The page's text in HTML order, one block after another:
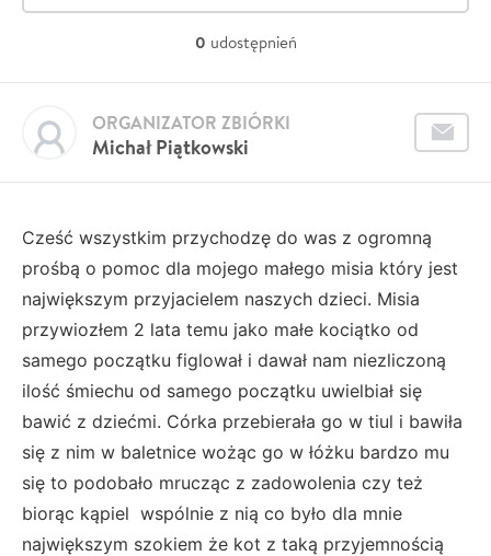
0 udostępnień
Michał Piątkowski
ORGANIZATOR ZBIÓRKI
Cześć wszystkim przychodzę do was z ogromną
prośbą o pomoc dla mojego małego misia który jest
największym przyjacielem naszych dzieci. Misia
przywiozłem 2 lata temu jako małe kociątko od
samego początku figlował i dawał nam niezliczoną
ilość śmiechu od samego początku uwielbiał się
bawić z dziećmi. Córka przebierała go w tiul i bawiła
się z nim w baletnice wożąc go w łóżku bardzo mu
się to podobało mrucząc z zadowolenia czy też
biorąc kąpiel wspólnie z nią co było dla mnie
największym szokiem że kot z taką przyjemnością